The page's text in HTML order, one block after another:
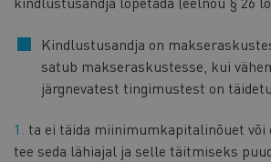
Kindlustusandja on
satub makseraskustesse, kui
järgnevatest tingimustest on
ta ei täida miinimumkapitalinõuet või
tee seda lähiajal ja selle täitmiseks